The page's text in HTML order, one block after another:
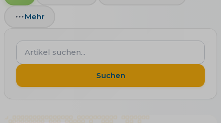
Mehr
Artikel
suchen...
Suchen